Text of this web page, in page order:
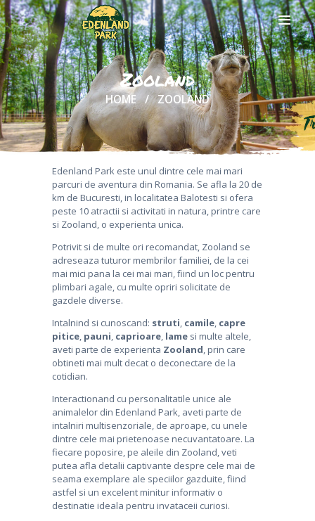
Zooland
HOME ZOOLAND
DESPRE NOI
CARIERE
BILETE
ACTIVITATI
SI TARIFE
CASUTE IN
COPACI
FOOD &
DRINKS
GRUPURI
SI EVENIMENTE
CONTACT
Edenland Park este unul dintre cele mai mari
parcuri de aventura din Romania. Se afla la 20 de
km de Bucuresti, in localitatea Balotesti si ofera
peste 10 atractii si activitati in natura, printre care
si Zooland, o experienta unica.
Potrivit si de multe ori recomandat, Zooland se
adreseaza tuturor membrilor familiei, de la cei
mai mici pana la cei mai mari, fiind un loc pentru
plimbari agale, cu multe opriri solicitate de
gazdele diverse.
Intalnind si cunoscand: struti, camile, capre
pitice, pauni, caprioare, lame si multe altele,
aveti parte de experienta Zooland, prin care
obtineti mai mult decat o deconectare de la
cotidian.
Interactionand cu personalitatile unice ale
animalelor din Edenland Park, aveti parte de
intalniri multisenzoriale, de aproape, cu unele
dintre cele mai prietenoase necuvantatoare. La
fiecare poposire, pe aleile din Zooland, veti
putea afla detalii captivante despre cele mai de
seama exemplare ale speciilor gazduite, fiind
astfel si un excelent minitur informativ o
destinatie ideala pentru invataceii curiosi.